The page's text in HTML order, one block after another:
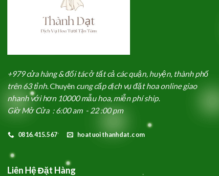
+979 cửa hàng & đối tác ở tất cả các quận, huyện, thành phố
trên 63 tỉnh.Chuyên cung cấp dịch vụ đặt hoa online giao
nhanh với hơn 10000 mẫu hoa, miễn phí ship.
Giờ Mở Cửa : 6:00 am - 22 :00 pm
0816.415.567 hoatuoithanhdat.com
Liên Hệ Đặt Hàng